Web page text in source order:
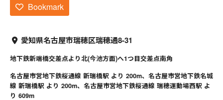
Bookmark
愛知県名古屋市瑞穂区瑞穂通8-31
地下鉄新端橋交差点より北(今池方面)へ1つ目交差点南角
名古屋市営地下鉄桜通線 新瑞橋駅 より 200m、名古屋市営地下鉄名城
線 新瑞橋駅 より 200m、名古屋市営地下鉄桜通線 瑞穂運動場西駅 よ
り 609m